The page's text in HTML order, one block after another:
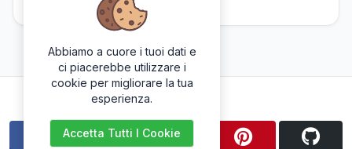
Offuscatore Javascript
Abbiamo a cuore i tuoi dati e
ci piacerebbe utilizzare i
cookie per migliorare la tua
esperienza.
Accetta Tutti I Cookie